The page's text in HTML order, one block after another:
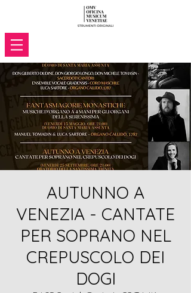
AUTUNNO A
VENEZIA - CANTATE
PER SOPRANO NEL
CREPUSCOLO DEI
DOGI